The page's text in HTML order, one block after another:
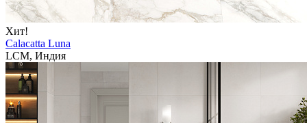
Хит!
Calacatta Luna
LCM, Индия